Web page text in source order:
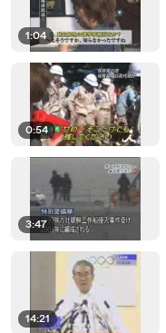
1:04
0:54
3:47
14:21